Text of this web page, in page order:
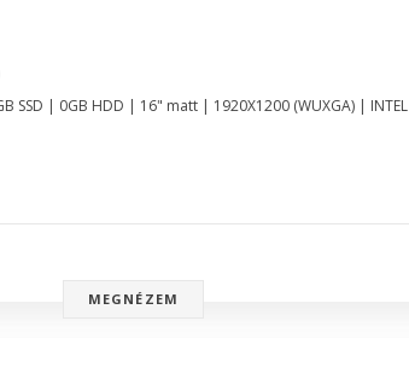
SSD | 0GB HDD | 16" matt | 1920X1200 (WUXGA) | INTEL
MEGNÉZEM